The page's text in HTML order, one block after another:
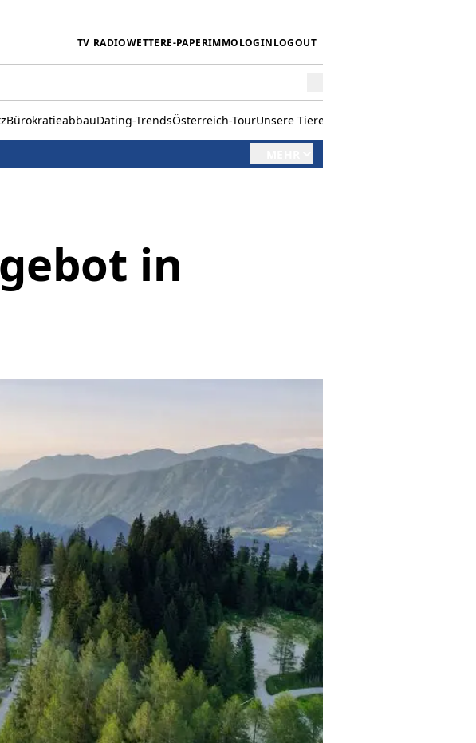
TV RADIOWETTERE-PAPERIMMOLOGINLOGOUT
BürokratieabbauDating-TrendsÖsterreich-TourUnsere Tiere
in